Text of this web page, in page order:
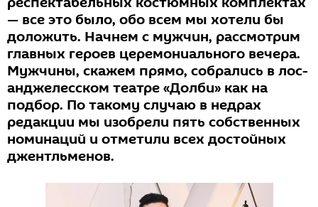
— все это было, обо всем мы хотели бы
доложить. Начнем с мужчин, рассмотрим
главных героев церемониального вечера.
Мужчины, скажем прямо, собрались в лос-
анджелесском театре «Долби» как на
подбор. По такому случаю в недрах
редакции мы изобрели пять собственных
номинаций и отметили всех достойных
джентльменов.